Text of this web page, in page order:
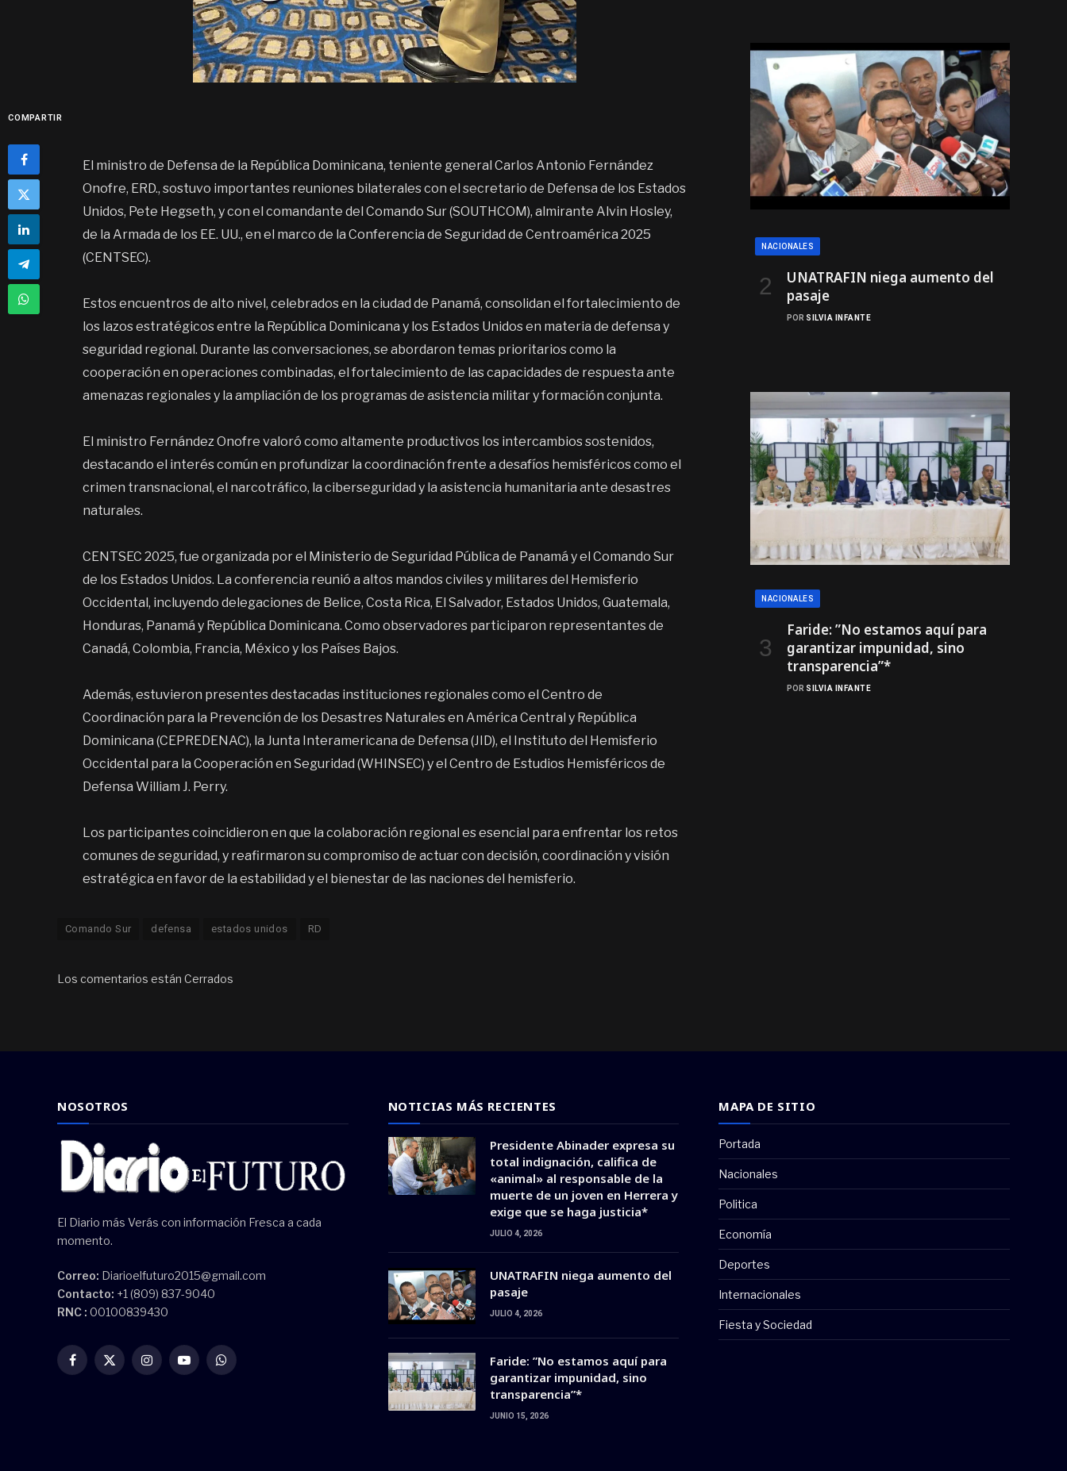
COMPARTIR
El ministro de Defensa de la República Dominicana, teniente general Carlos Antonio Fernández
Onofre, ERD., sostuvo importantes reuniones bilaterales con el secretario de Defensa de los Estados
Unidos, Pete Hegseth, y con el comandante del Comando Sur (SOUTHCOM), almirante Alvin Hosley,
de la Armada de los EE. UU., en el marco de la Conferencia de Seguridad de Centroamérica 2025
(CENTSEC).
Estos encuentros de alto nivel, celebrados en la ciudad de Panamá, consolidan el fortalecimiento de
los lazos estratégicos entre la República Dominicana y los Estados Unidos en materia de defensa y
seguridad regional. Durante las conversaciones, se abordaron temas prioritarios como la
cooperación en operaciones combinadas, el fortalecimiento de las capacidades de respuesta ante
amenazas regionales y la ampliación de los programas de asistencia militar y formación conjunta.
El ministro Fernández Onofre valoró como altamente productivos los intercambios sostenidos,
destacando el interés común en profundizar la coordinación frente a desafíos hemisféricos como el
crimen transnacional, el narcotráfico, la ciberseguridad y la asistencia humanitaria ante desastres
naturales.
CENTSEC 2025, fue organizada por el Ministerio de Seguridad Pública de Panamá y el Comando Sur
de los Estados Unidos. La conferencia reunió a altos mandos civiles y militares del Hemisferio
Occidental, incluyendo delegaciones de Belice, Costa Rica, El Salvador, Estados Unidos, Guatemala,
Honduras, Panamá y República Dominicana. Como observadores participaron representantes de
Canadá, Colombia, Francia, México y los Países Bajos.
Además, estuvieron presentes destacadas instituciones regionales como el Centro de
Coordinación para la Prevención de los Desastres Naturales en América Central y República
Dominicana (CEPREDENAC), la Junta Interamericana de Defensa (JID), el Instituto del Hemisferio
Occidental para la Cooperación en Seguridad (WHINSEC) y el Centro de Estudios Hemisféricos de
Defensa William J. Perry.
Los participantes coincidieron en que la colaboración regional es esencial para enfrentar los retos
comunes de seguridad, y reafirmaron su compromiso de actuar con decisión, coordinación y visión
estratégica en favor de la estabilidad y el bienestar de las naciones del hemisferio.
Comando Sur defensa estados unidos RD
Los comentarios están Cerrados
NACIONALES
UNATRAFIN niega aumento del
pasaje
POR SILVIA INFANTE
NACIONALES
Faride: ”No estamos aquí para
garantizar impunidad, sino
transparencia”*
POR SILVIA INFANTE
NOSOTROS
El Diario más Verás con información Fresca a cada
momento.
Correo: Diarioelfuturo2015@gmail.com
Contacto: +1 (809) 837-9040
RNC : 00100839430
Facebook
X
InstagramYouTubeWhatsApp
NOTICIAS MÁS RECIENTES
Presidente Abinader expresa su
total indignación, califica de
«animal» al responsable de la
muerte de un joven en Herrera y
exige que se haga justicia*
JULIO 4, 2026
UNATRAFIN niega aumento del
pasaje
JULIO 4, 2026
Faride: ”No estamos aquí para
garantizar impunidad, sino
transparencia”*
JUNIO 15, 2026
MAPA DE SITIO
Portada
Nacionales
Politica
Economía
Deportes
Internacionales
Fiesta y Sociedad